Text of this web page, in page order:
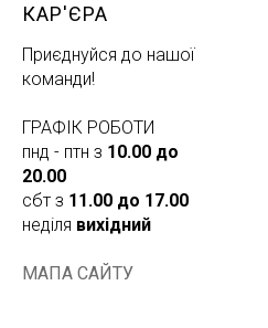
КАР'ЄРА
Приєднуйся до нашої
команди!
ГРАФІК РОБОТИ
пнд - птн з 10.00 до
20.00
сбт з 11.00 до 17.00
неділя вихідний
МАПА САЙТУ